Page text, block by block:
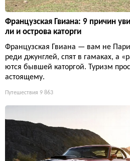
Французская Гвиана: 9 причин
ли и острова каторги
Французская Гвиана — вам не
реди джунглей, спят в гамаках, а
ются бывшей каторгой. Туризм
астоящему.
Путешествия 9 863